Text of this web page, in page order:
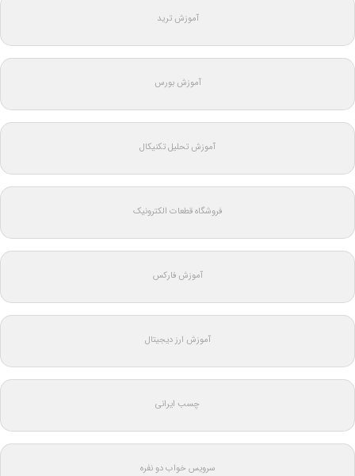
آموزش ترید
آموزش بورس
آموزش تحلیل تکنیکال
فروشگاه قطعات الکترونیک
آموزش فارکس
آموزش ارز دیجیتال
چسب ایرانی
سرویس خواب دو نفره